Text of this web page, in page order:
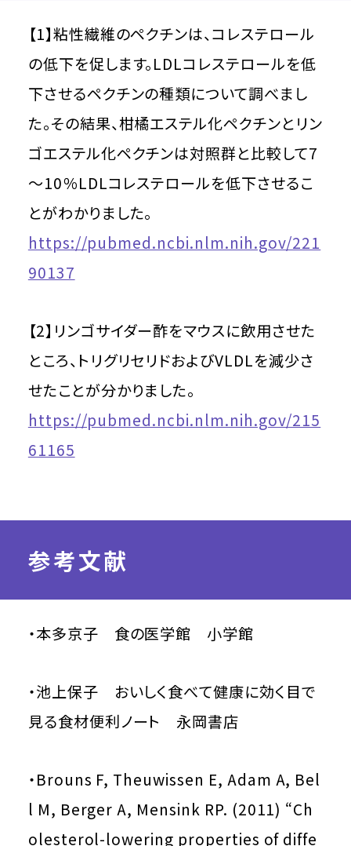
【1】粘性繊維のペクチンは、コレステロール
の低下を促します。LDLコレステロールを低
下させるペクチンの種類について調べまし
た。その結果、柑橘エステル化ペクチンとリン
ゴエステル化ペクチンは対照群と比較して7
～10％LDLコレステロールを低下させるこ
とがわかりました。
https://pubmed.ncbi.nlm.nih.gov/221
90137
【2】リンゴサイダー酢をマウスに飲用させた
ところ、トリグリセリドおよびVLDLを減少さ
せたことが分かりました。
https://pubmed.ncbi.nlm.nih.gov/215
61165
参考文献
・本多京子 食の医学館 小学館
・池上保子 おいしく食べて健康に効く目で
見る食材便利ノート 永岡書店
・Brouns F, Theuwissen E, Adam A, Bel
l M, Berger A, Mensink RP. (2011) “Ch
olesterol-lowering properties of diffe